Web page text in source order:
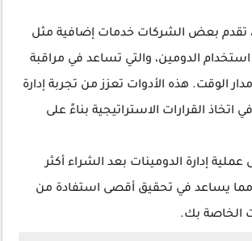
تقدم بعض الشركات خدمات إضافية مثل
استخدام الدومين، والتي تساعد في مراقبة
الوقت. هذه الأدوات تعزز من تجربة إدارة
اتخاذ القرارات الاستراتيجية بناءً على
إدارة الدومينات بعد الشراء أكثر
مما يساعد في تحقيق أقصى استفادة من
الخاصة بك.